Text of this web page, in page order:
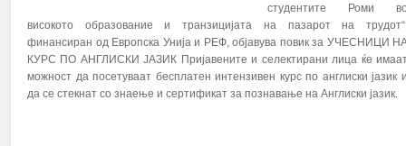
студентите Роми
високото образование и транзицијата на пазарот на
финансиран од Европска Унија и РЕФ, објавува повик за УЧЕСНИЦИ
КУРС ПО АНГЛИСКИ ЈАЗИК Пријавените и селектирани лица ќе
можност да посетуваат бесплатен интензивен курс по англиски јазик
да се стекнат со знаење и сертификат за познавање на Англиски јазик.